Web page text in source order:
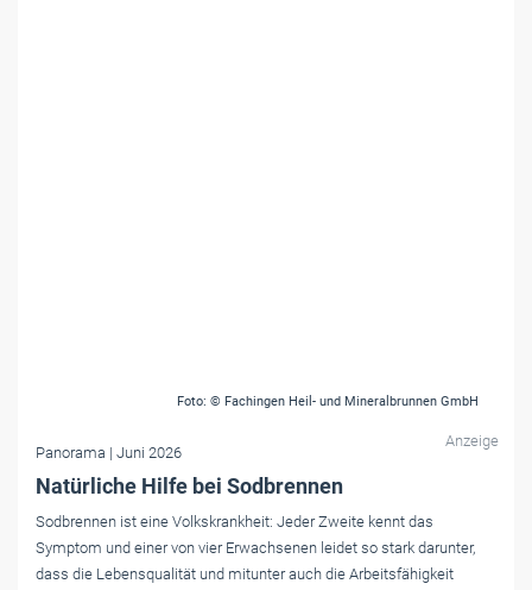
Foto: © Fachingen Heil- und Mineralbrunnen GmbH
Anzeige
Panorama | Juni 2026
Natürliche Hilfe bei Sodbrennen
Sodbrennen ist eine Volkskrankheit: Jeder Zweite kennt das
Symptom und einer von vier Erwachsenen leidet so stark darunter,
dass die Lebensqualität und mitunter auch die Arbeitsfähigkeit